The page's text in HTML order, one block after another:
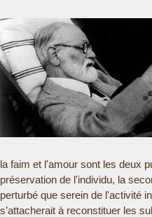
E
R
E
la faim et l'amour sont les deux
préservation de l'individu, la
perturbé que serein de l'activité
s’attacherait à reconstituer les